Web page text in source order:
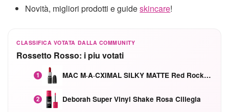
Novità, migliori prodotti e guideskincare!
CLASSIFICA VOTATA DALLA COMMUNITY
Rossetto Rosso: i piu votati
1 MAC M·A·CXIMAL SILKY MATTE Red Rock mat
2 Deborah Super Vinyl Shake Rosa Ciliegia